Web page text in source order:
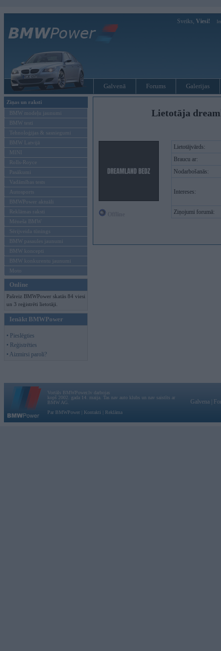
Sveiks, Viesi!
Galvenā Forums Galerijas
Ziņas un raksti
BMW modeļu jaunumi
BMW testi
Tehnoloģijas & sasniegumi
BMW Latvijā
MINI
Rolls-Royce
Pasākumi
Vadāmības tests
Autosports
BMWPower aktuāli
Reklāmas raksti
Mēneša BMW
Sērijveida tūnings
BMW pasaules jaunumi
BMW koncepti
BMW konkurentu jaunumi
Moto
Online
Pašreiz BMWPower skatās 84 viesi
un 3 reģistrēti lietotāji.
Ienākt BMWPower
• Pieslēgties
• Reģistrēties
• Aizmirsi paroli?
Lietotāja
Lietotājvārds:
Braucu ar:
Nodarbošanās:
Intereses:
Ziņojumi forumā:
Vortāls BMWPower.lv darbojas
kopš 2002. gada 14. maija. Tas nav auto klubs un nav saistīts ar
BMW AG.
Par BMWPower
Kontakti Reklāma
Galvena